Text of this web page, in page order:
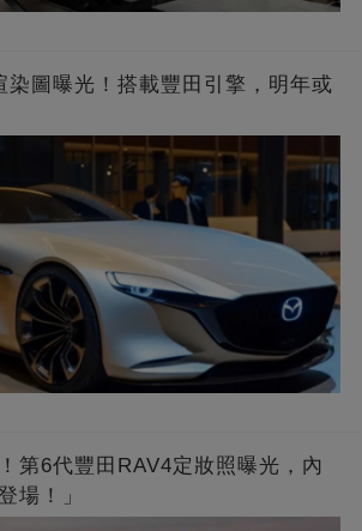
染圖曝光！搭載豐田引擎，明年或
第6代豐田RAV4定妝照曝光，內
場！」